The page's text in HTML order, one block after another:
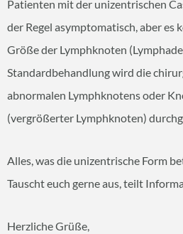
Patienten mit der unizentrischen
der Regel asymptomatisch, aber es
Größe der Lymphknoten
Standardbehandlung wird die
abnormalen Lymphknotens oder
(vergrößerter Lymphknoten)
Alles, was die unizentrische Form
Tauscht euch gerne aus, teilt
Herzliche Grüße,